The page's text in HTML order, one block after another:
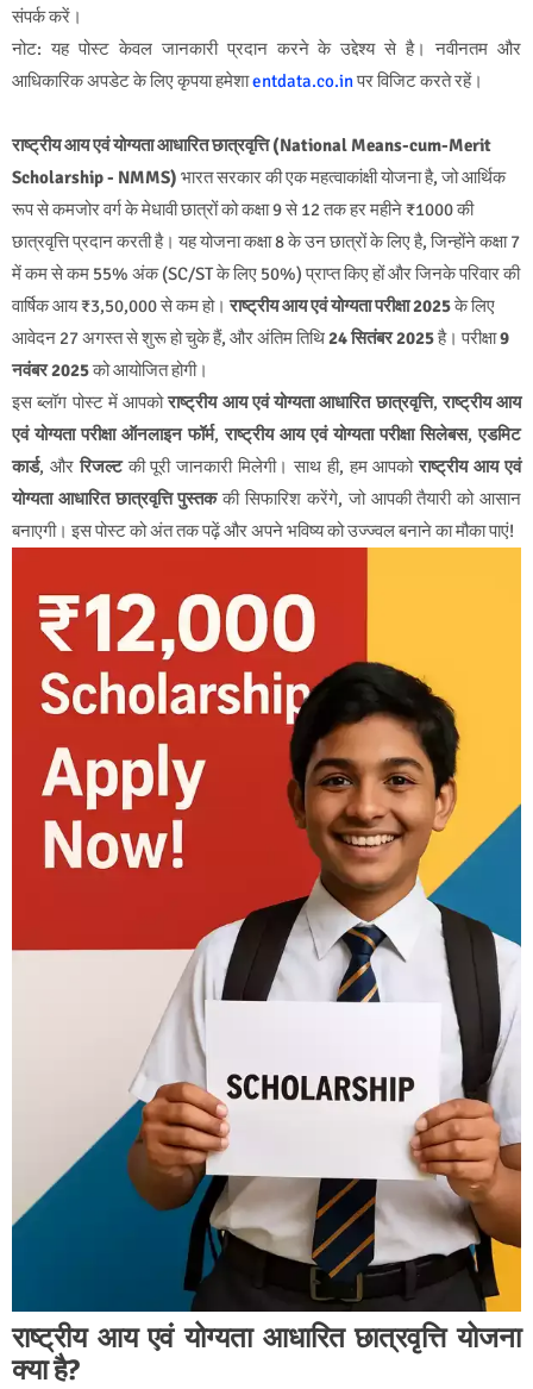
संपर्क करें।
नोट: यह पोस्ट केवल जानकारी प्रदान करने के उद्देश्य से है। नवीनतम और
आधिकारिक अपडेट के लिए कृपया हमेशाentdata.co.inपर विजिट करते रहें।
राष्ट्रीय आय एवं योग्यता आधारित छात्रवृत्ति (National Means-cum-Merit
Scholarship - NMMS) भारत सरकार की एक महत्वाकांक्षी योजना है, जो आर्थिक
रूप से कमजोर वर्ग के मेधावी छात्रों को कक्षा 9 से 12 तक हर महीने ₹1000 की
छात्रवृत्ति प्रदान करती है। यह योजना कक्षा 8 के उन छात्रों के लिए है, जिन्होंने कक्षा 7
में कम से कम 55% अंक (SC/ST के लिए 50%) प्राप्त किए हों और जिनके परिवार की
वार्षिक आय ₹3,50,000 से कम हो।राष्ट्रीय आय एवं योग्यता परीक्षा 2025के लिए
आवेदन 27 अगस्त से शुरू हो चुके हैं, और अंतिम तिथि24 सितंबर 2025है। परीक्षा9
नवंबर 2025को आयोजित होगी।
इस ब्लॉग पोस्ट में आपकोराष्ट्रीय आय एवं योग्यता आधारित छात्रवृत्ति,राष्ट्रीय आय
एवं योग्यता परीक्षा ऑनलाइन फॉर्म,राष्ट्रीय आय एवं योग्यता परीक्षा सिलेबस,एडमिट
कार्ड, औररिजल्टकी पूरी जानकारी मिलेगी। साथ ही, हम आपकोराष्ट्रीय आय एवं
योग्यता आधारित छात्रवृत्ति पुस्तककी सिफारिश करेंगे, जो आपकी तैयारी को आसान
बनाएगी। इस पोस्ट को अंत तक पढ़ें और अपने भविष्य को उज्ज्वल बनाने का मौका पाएं!
राष्ट्रीय आय एवं योग्यता आधारित छात्रवृत्ति योजना
क्या है?